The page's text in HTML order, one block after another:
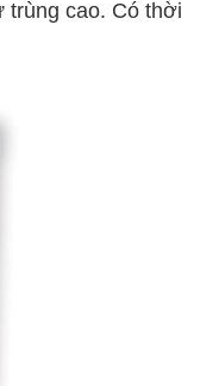
cao. Có thời